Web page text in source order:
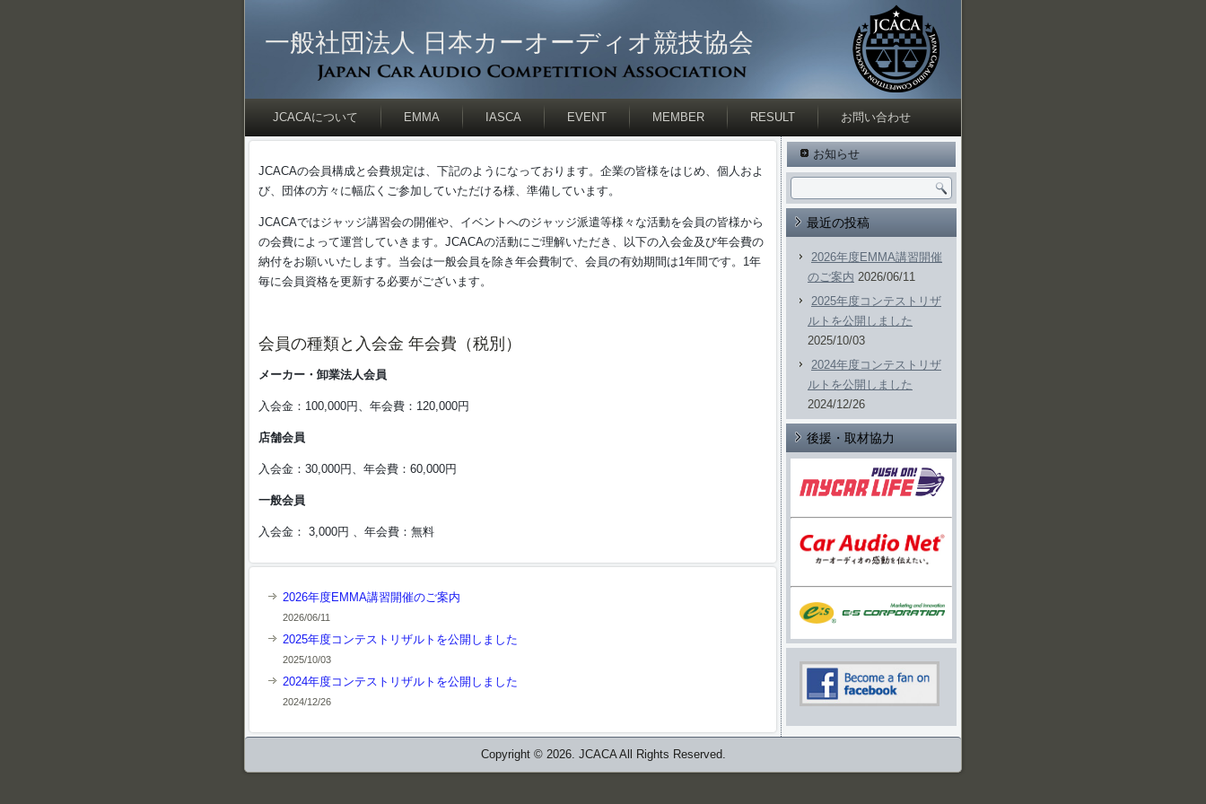
一般社団法人 日本カーオーディオ競技協会
JCACAについて EMMA IASCA EVENT MEMBER RESULT お問い合わせ
JCACAの会員構成と会費規定は、下記のようになっております。企業の皆様をはじめ、個人およ
び、団体の方々に幅広くご参加していただける様、準備しています。
JCACAではジャッジ講習会の開催や、イベントへのジャッジ派遣等様々な活動を会員の皆様から
の会費によって運営していきます。JCACAの活動にご理解いただき、以下の入会金及び年会費の
納付をお願いいたします。当会は一般会員を除き年会費制で、会員の有効期間は1年間です。1年
毎に会員資格を更新する必要がございます。
会員の種類と入会金 年会費（税別）
メーカー・卸業法人会員
入会金：100,000円、年会費：120,000円
店舗会員
入会金：30,000円、年会費：60,000円
一般会員
入会金： 3,000円 、年会費：無料
2026年度EMMA講習開催のご案内
2026/06/11
2025年度コンテストリザルトを公開しました
2025/10/03
2024年度コンテストリザルトを公開しました
2024/12/26
お知らせ
最近の投稿
2026年度EMMA講習開催
のご案内 2026/06/11
2025年度コンテストリザ
ルトを公開しました
2025/10/03
2024年度コンテストリザ
ルトを公開しました
2024/12/26
後援・取材協力
Copyright © 2026. JCACA All Rights Reserved.